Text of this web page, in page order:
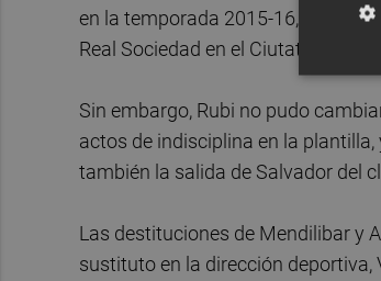
en la temporada 2015-16, con
Real Sociedad en el Ciutat de
Sin embargo, Rubi no pudo
actos de indisciplina en la
también la salida de Salvador del
Las destituciones de Mendilibar y
sustituto en la dirección deportiva,